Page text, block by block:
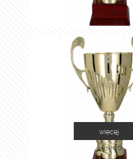
3081-N/D
więcej